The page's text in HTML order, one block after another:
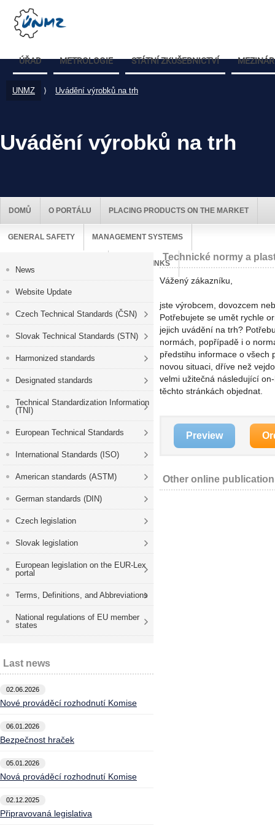
ÚŘAD METROLOGIE STÁTNÍ ZKUŠEBNICTVÍ
UNMZ ⟩ Uvádění výrobků na trh
Uvádění výrobků na trh
DOMŮ O PORTÁLU PLACING PRODUCTS ON THE MARKET
GENERAL SAFETY MANAGEMENT SYSTEMS
USEFUL LINKS
News
Website Update
Czech Technical Standards (ČSN)
Slovak Technical Standards (STN)
Harmonized standards
Designated standards
Technical Standardization Information
(TNI)
European Technical Standards
International Standards (ISO)
American standards (ASTM)
German standards (DIN)
Czech legislation
Slovak legislation
European legislation on the EUR-Lex
portal
Terms, Definitions, and Abbreviations
National regulations of EU member
states
Last news
02.06.2026
Nové prováděcí rozhodnutí Komise
06.01.2026
Bezpečnost hraček
05.01.2026
Nová prováděcí rozhodnutí Komise
02.12.2025
Připravovaná legislativa
Technické normy a
Vážený zákazníku,
jste výrobcem, dovozcem
Potřebujete se umět rychle
jejich uvádění na trh?
normách, popřípadě i o
předstihu informace o všech
novou situaci, dříve než
velmi užitečná následující
těchto stránkách objednat.
Preview
Other online